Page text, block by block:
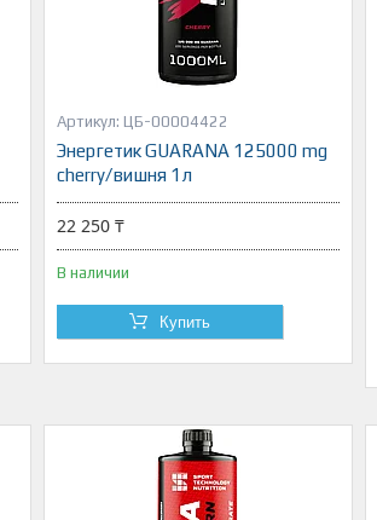
ЦБ-00004422
Энергетик GUARANA 125000 mg
cherry/вишня 1л
22 250 ₸
В наличии
Купить